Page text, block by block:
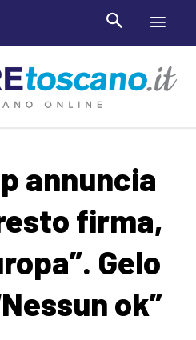
annuncia
firma,
Gelo
ok”